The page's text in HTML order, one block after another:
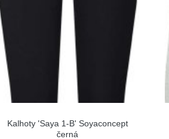
Kalhoty 'Saya 1-B' Soyaconcept
černá